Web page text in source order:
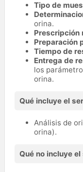
Tipo de
orina.
Prescripción
Preparación
Tiempo de
Entrega de
los
orina.
Qué incluye el
Análisis de
orina).
Qué no incluye